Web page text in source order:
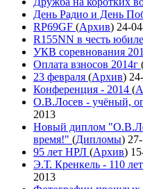
День Радио и День
RP69GF (Архив) 24-
R155NN в честь
УКВ соревнования
Оплата взносов 2014г
23 февраля (Архив)
Конференция - 2014 (
О.В.Лосев - учёный,
2013
Новый диплом
время!" (Дипломы)
95 лет НРЛ (Архив)
Э.Т. Кренкель - 110
2013